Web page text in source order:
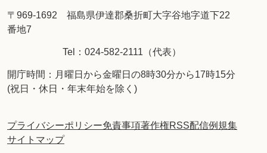
〒969-1692 福島県伊達郡桑折町大字谷地字道下22
番地7
Tel：024-582-2111（代表）
開庁時間：月曜日から金曜日の8時30分から17時15分
(祝日・休日・年末年始を除く)
プライバシーポリシー免責事項著作権RSS配信例規集
サイトマップ